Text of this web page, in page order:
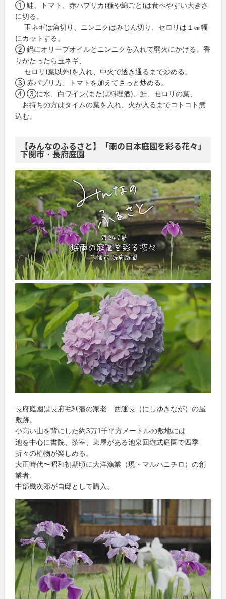
① 鮭、トマト、赤パプリカ(種や綿ごと)は食べやすい大きさ
に切る。
玉ネギは角切り、ニンニクはみじん切り、セロリは１㎝幅
にカットする。
② 鍋にオリーブオイルとニンニクを入れて弱火にかける。香
りがたったら玉ネギ、
セロリ(葉以外)を入れ、中火で透き通るまで炒める。
③ 赤パプリカ、トマトを加えてさっと炒める。
④ ③に水、白ワイン(または料理酒)、鮭、セロリの葉、
お持ちの方はタイムの葉を入れ、火が入るまでコトコト煮
込む。
【みんなのふるさと】「雨の日本庭園を彩る花々」
下関市・長府庭園
長府庭園は長府毛利藩の家老 西運長（にしゆきなが）の屋
敷跡。
小高い山を背にした約3万1千平方メートルの敷地には
池を中心に書院、茶室、東屋がある池泉回遊式庭園で四季
折々の植物が楽しめる。
大正時代〜昭和初期頃に大洋漁業（現・マルハニチロ）の創
業者、
中部幾次郎が自邸として購入。